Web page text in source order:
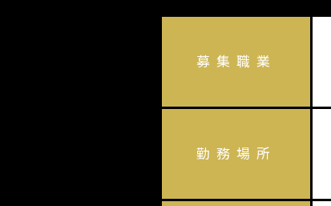
募集職業
勤務場所